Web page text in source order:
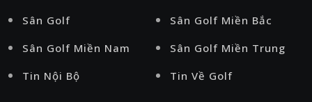
Sân Golf
Sân Golf Miền Bắc
Sân Golf Miền Nam
Sân Golf Miền Trung
Tin Nội Bộ
Tin Về Golf